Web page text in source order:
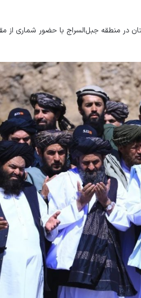
در منطقه جبل‌السراج با حضور شماری از